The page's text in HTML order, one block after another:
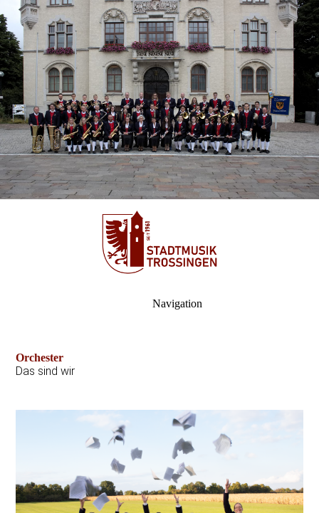
Navigation
Orchester
Das sind wir